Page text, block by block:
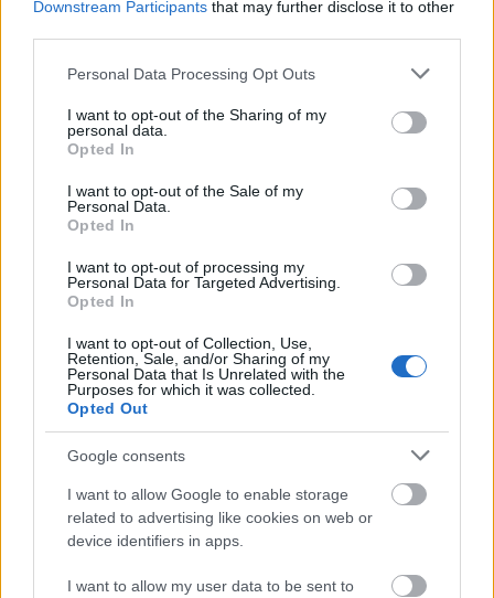
Downstream Participants that may further disclose it to other
Please note that this website/app uses one or more Google
not limited to your visit or usage behaviour. You may click to
grant or deny consent to Google and its third-party tags to
use your data for below specified purposes in below Google
consent section.
Personal Data Processing Opt Outs
I want to opt-out of the Sharing of my
personal data.
Opted In
I want to opt-out of the Sale of my
Personal Data.
Opted In
I want to opt-out of processing my
Personal Data for Targeted Advertising.
Opted In
I want to opt-out of Collection, Use,
Retention, Sale, and/or Sharing of my
Personal Data that Is Unrelated with the
Purposes for which it was collected.
Opted Out
Google consents
I want to allow Google to enable storage
related to advertising like cookies on web or
device identifiers in apps.
I want to allow my user data to be sent to
ΑΣΕΠ: Πιστοποίηση Αγγλικών σε
μόνο 2 ημέρες στα χέρια σας
ΑΣΕΠ: Εξ αποστάσεως η πιο Εύκολη
Πιστοποίηση Υπολογιστών σε 2
μέρες
Μάθε πρώτος όλες τις σημαντικές
ειδήσεις.
αναζήτησης της Google